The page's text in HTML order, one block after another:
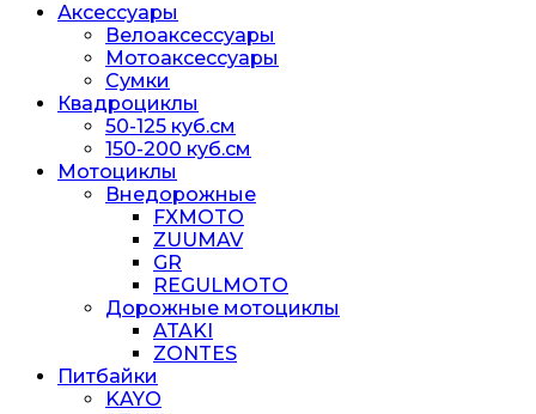
Аксессуары
Велоаксессуары
Мотоаксессуары
Сумки
Квадроциклы
50-125 куб.см
150-200 куб.см
Мотоциклы
Внедорожные
FXMOTO
ZUUMAV
GR
REGULMOTO
Дорожные мотоциклы
ATAKI
ZONTES
Питбайки
KAYO